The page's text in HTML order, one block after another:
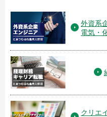
外資系
電気・
クリエ